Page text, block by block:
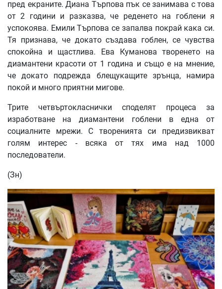
пред екраните. Диана Търпова пък се занимава с това
от 2 години и разказва, че реденето на гоблени я
успокоява. Емили Търпова се запалва покрай кака си.
Тя признава, че докато създава гоблен, се чувства
спокойна и щастлива. Ева Куманова творенето на
диамантени красоти от 1 година и също е на мнение,
че докато подрежда блещукащите зрънца, намира
покой и много приятни мигове.
Трите четвъртокласнички споделят процеса за
изработване на диамантени гоблени в една от
социалните мрежи. С творенията си предизвикват
голям интерес - всяка от тях има над 1000
последователи.
(Зн)